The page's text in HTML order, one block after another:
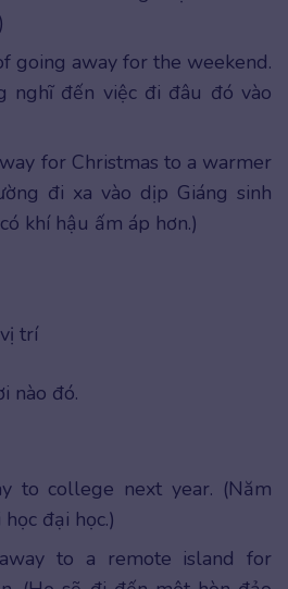
going away for the weekend.
nghĩ đến việc đi đâu đó vào
for Christmas to a warmer
đi xa vào dịp Giáng sinh
khí hậu ấm áp hơn.)
trí
nào đó.
to college next year. (Năm
đại học.)
to a remote island for